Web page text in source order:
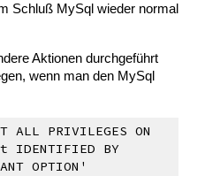
Schluß MySql wieder normal
Aktionen durchgeführt
wenn man den MySql
PRIVILEGES ON
BY
OPTION'